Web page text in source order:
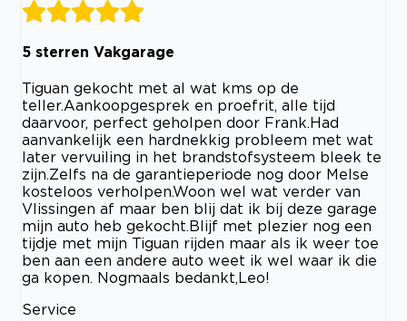
5 sterren Vakgarage
Tiguan gekocht met al wat kms op de
teller.Aankoopgesprek en proefrit, alle tijd
daarvoor, perfect geholpen door Frank.Had
aanvankelijk een hardnekkig probleem met wat
later vervuiling in het brandstofsysteem bleek te
zijn.Zelfs na de garantieperiode nog door Melse
kosteloos verholpen.Woon wel wat verder van
Vlissingen af maar ben blij dat ik bij deze garage
mijn auto heb gekocht.Blijf met plezier nog een
tijdje met mijn Tiguan rijden maar als ik weer toe
ben aan een andere auto weet ik wel waar ik die
ga kopen. Nogmaals bedankt,Leo!
Service